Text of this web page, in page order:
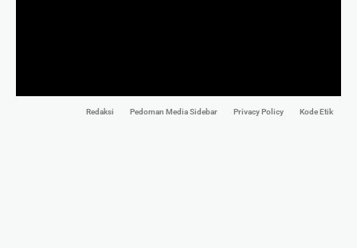
Redaksi Pedoman Media Sidebar Privacy Policy Kode Etik